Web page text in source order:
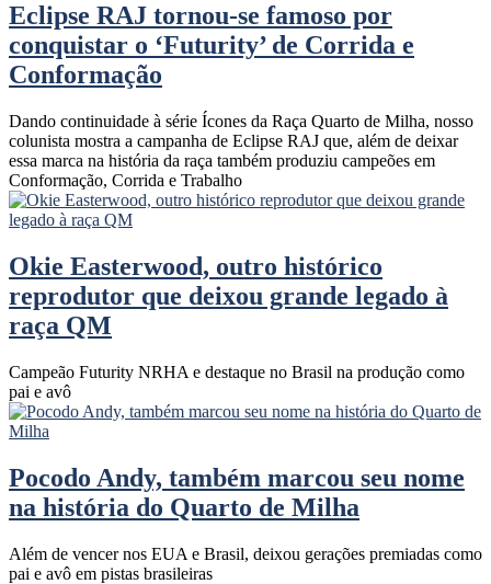
Eclipse RAJ tornou-se famoso por
conquistar o ‘Futurity’ de Corrida e
Conformação
Dando continuidade à série Ícones da Raça Quarto de Milha, nosso
colunista mostra a campanha de Eclipse RAJ que, além de deixar
essa marca na história da raça também produziu campeões em
Conformação, Corrida e Trabalho
Okie Easterwood, outro histórico
reprodutor que deixou grande legado à
raça QM
Campeão Futurity NRHA e destaque no Brasil na produção como
pai e avô
Pocodo Andy, também marcou seu nome
na história do Quarto de Milha
Além de vencer nos EUA e Brasil, deixou gerações premiadas como
pai e avô em pistas brasileiras